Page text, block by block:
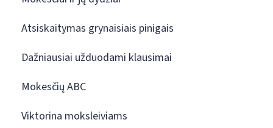
Atsiskaitymas grynaisiais pinigais
Dažniausiai užduodami klausimai
Mokesčių ABC
Viktorina moksleiviams